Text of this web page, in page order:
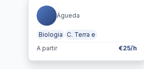
Águeda
Biologia
C. Terra e
A partir
€25/h